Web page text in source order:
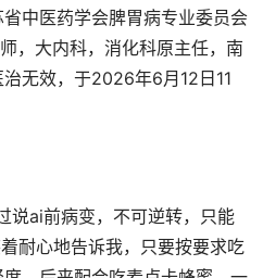
中医药学会脾胃病专业委员会
，大内科，消化科原主任，南
无效，于2026年6月12日11
说ai前病变，不可逆转，只能
耐心地告诉我，只要按要求吃